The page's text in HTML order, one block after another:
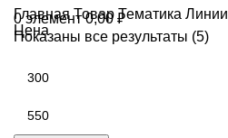
0элемент 0,00₽
ГлавнаяТовар Тематика Линии
Показаны все результаты (5)
Цена